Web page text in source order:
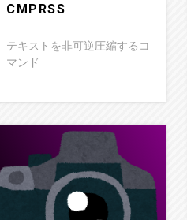
CMPRSS
テキストを非可逆圧縮するコ
マンド